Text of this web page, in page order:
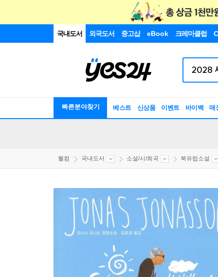
국내도서 외국도서 중고샵 eBook 크레마클럽
빠른분야찾기 베스트 신상품 이벤트 바이백 매
웰컴 국내도서 소설/시/희곡 북유럽소설